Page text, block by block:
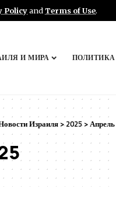
Policyand Terms of Use.
И МИРА ПОЛИТИКА
Израиля>2025>Апрель